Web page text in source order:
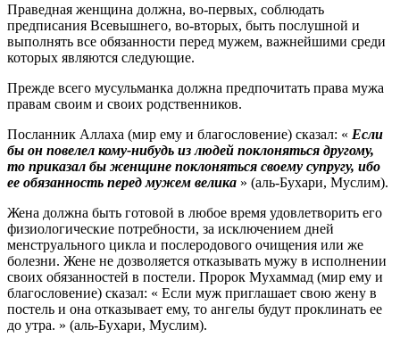
Праведная женщина должна, во-первых, соблюдать
предписания Всевышнего, во-вторых, быть послушной и
выполнять все обязанности перед мужем, важнейшими среди
которых являются следующие.
Прежде всего мусульманка должна предпочитать права мужа
правам своим и своих родственников.
Посланник Аллаха (мир ему и благословение) сказал: « Если
бы он повелел кому-нибудь из людей поклоняться другому,
то приказал бы женщине поклоняться своему супругу, ибо
ее обязанность перед мужем велика » (аль-Бухари, Муслим).
Жена должна быть готовой в любое время удовлетворить его
физиологические потребности, за исключением дней
менструального цикла и послеродового очищения или же
болезни. Жене не дозволяется отказывать мужу в исполнении
своих обязанностей в постели. Пророк Мухаммад (мир ему и
благословение) сказал: « Если муж приглашает свою жену в
постель и она отказывает ему, то ангелы будут проклинать ее
до утра. » (аль-Бухари, Муслим).